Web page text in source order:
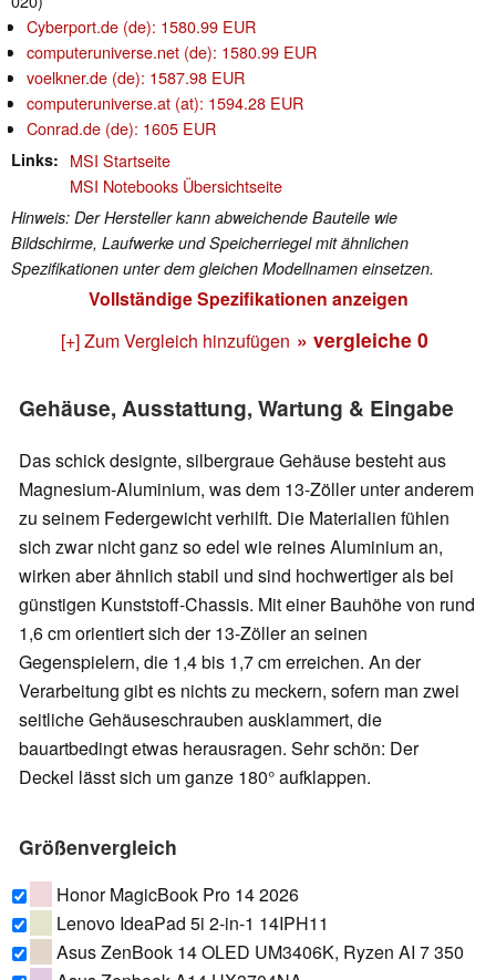
Cyberport.de (de): 1580.99 EUR
computeruniverse.net (de): 1580.99 EUR
voelkner.de (de): 1587.98 EUR
computeruniverse.at (at): 1594.28 EUR
Conrad.de (de): 1605 EUR
Links
MSI Startseite
MSI Notebooks Übersichtseite
Hinweis: Der Hersteller kann abweichende Bauteile wie
Bildschirme, Laufwerke und Speicherriegel mit ähnlichen
Spezifikationen unter dem gleichen Modellnamen einsetzen.
Vollständige Spezifikationen anzeigen
[+] Zum Vergleich hinzufügen » vergleiche 0
Gehäuse, Ausstattung, Wartung & Eingabe
Das schick designte, silbergraue Gehäuse besteht aus
Magnesium-Aluminium, was dem 13-Zöller unter anderem
zu seinem Federgewicht verhilft. Die Materialien fühlen
sich zwar nicht ganz so edel wie reines Aluminium an,
wirken aber ähnlich stabil und sind hochwertiger als bei
günstigen Kunststoff-Chassis. Mit einer Bauhöhe von rund
1,6 cm orientiert sich der 13-Zöller an seinen
Gegenspielern, die 1,4 bis 1,7 cm erreichen. An der
Verarbeitung gibt es nichts zu meckern, sofern man zwei
seitliche Gehäuseschrauben ausklammert, die
bauartbedingt etwas herausragen. Sehr schön: Der
Deckel lässt sich um ganze 180° aufklappen.
Größenvergleich
Honor MagicBook Pro 14 2026
Lenovo IdeaPad 5i 2-in-1 14IPH11
Asus ZenBook 14 OLED UM3406K, Ryzen AI 7 350